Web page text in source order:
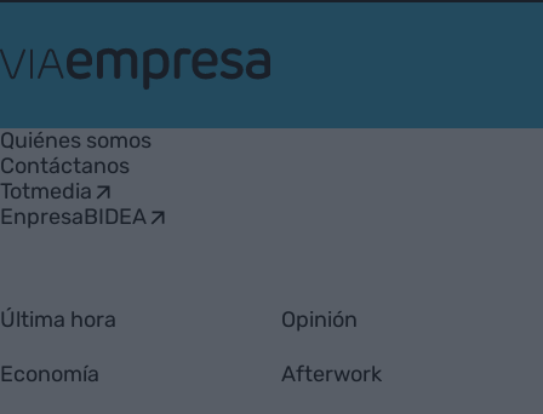
Empresa
Quiénes somos
Contáctanos
Totmedia
EnpresaBIDEA
Última hora
Economía
Opinión
Afterwork